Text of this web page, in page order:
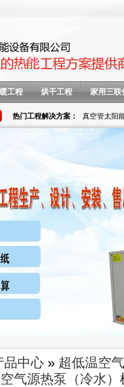
工程 烘干工程 家用三联
热门工程解决方案： 真空管太阳
品中心 » 超低温空
气源热泵（冷水